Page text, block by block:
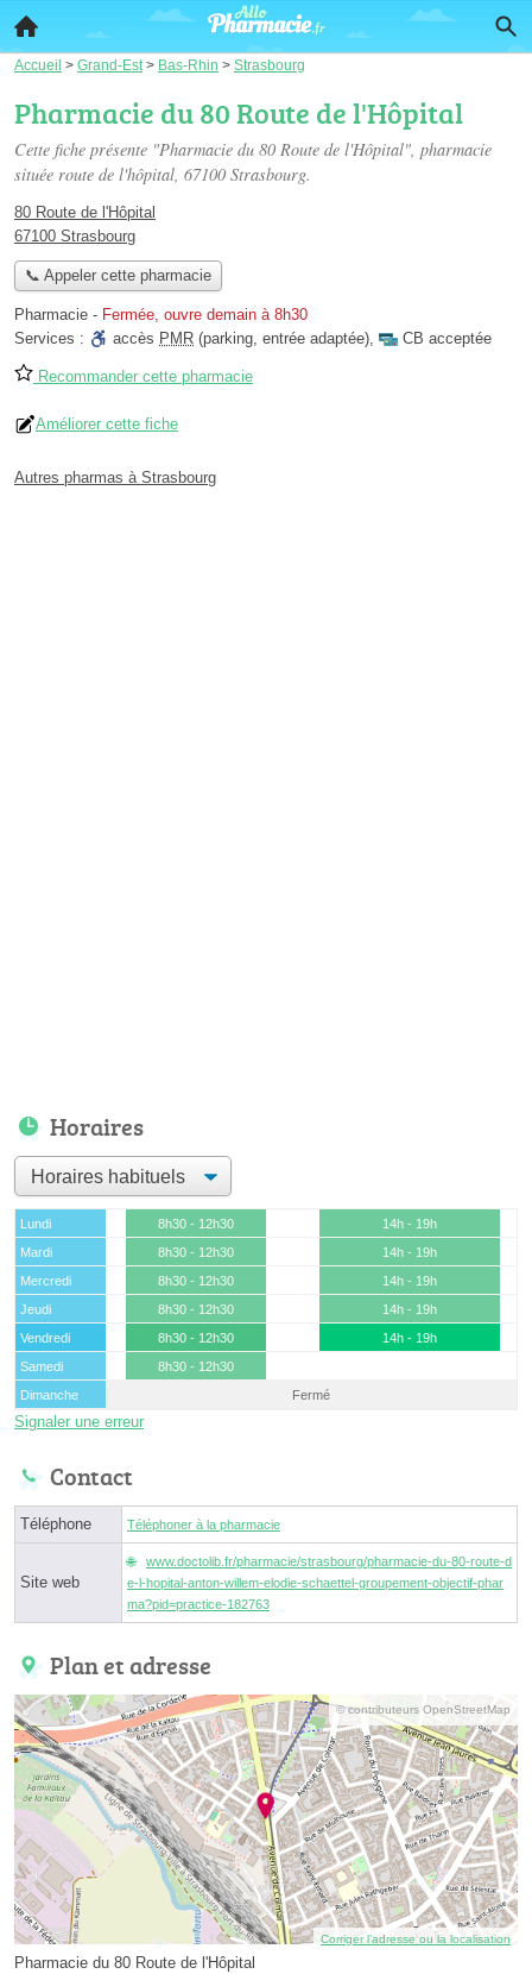
Accueil > Grand-Est > Bas-Rhin > Strasbourg
Pharmacie du 80 Route de l'Hôpital
Cette fiche présente "Pharmacie du 80 Route de l'Hôpital", pharmacie
située route de l'hôpital, 67100 Strasbourg.
80 Route de l'Hôpital
67100 Strasbourg
📞 Appeler cette pharmacie
Pharmacie - Fermée, ouvre demain à 8h30
Services :
accès PMR (parking, entrée adaptée), CB acceptée
Recommander cette pharmacie
Améliorer cette fiche
Autres pharmas à Strasbourg
Horaires
Lundi 8h30 - 12h30
14h - 19h
Mardi
8h30 - 12h30
14h - 19h
Mercredi
8h30 - 12h30
14h - 19h
Jeudi
8h30 - 12h30
14h - 19h
Vendredi
8h30 - 12h30
14h - 19h
Samedi
8h30 - 12h30
Dimanche
Fermé
Signaler une erreur
Contact
Téléphone Téléphoner à la pharmacie
Site web
www.doctolib.fr/pharmacie/strasbourg/pharmacie-du-80-route-d
e-l-hopital-anton-willem-elodie-schaettel-groupement-objectif-phar
ma?pid=practice-182763
Plan et adresse
© contributeurs OpenStreetMap
Corriger l’adresse ou la localisation
Pharmacie du 80 Route de l'Hôpital